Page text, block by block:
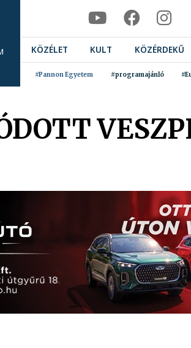
KÖZÉLET KULT KÖZÉRDEKŰ
#Pannon Egyetem #programajánló